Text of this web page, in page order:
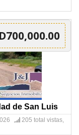
de San Luis
205 total vistas,